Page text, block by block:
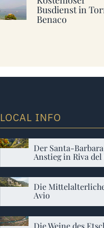
Busdienst in
Benaco
LOCAL INFO
Der Santa-
Anstieg in Riva del
Die
Avio
Die Weine des